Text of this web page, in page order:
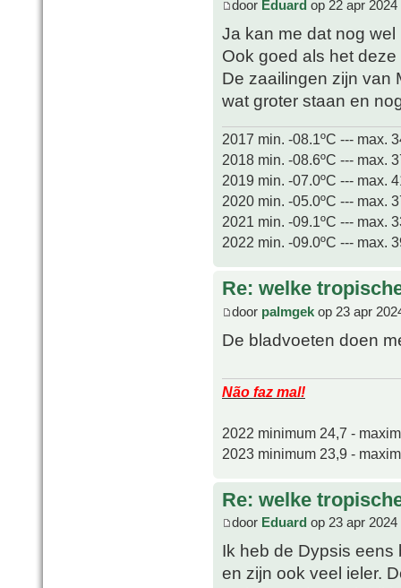
door Eduard op 22 apr 2024
Ja kan me dat nog
Ook goed als het deze
De zaailingen zijn van
wat groter staan en
2017 min. -08.1ºC --- max.
2018 min. -08.6ºC --- max.
2019 min. -07.0ºC --- max.
2020 min. -05.0ºC --- max.
2021 min. -09.1ºC --- max.
2022 min. -09.0ºC --- max.
Re: welke
door palmgek op 23 apr
De bladvoeten doen
Não faz mal!
2022 minimum 24,7 -
2023 minimum 23,9 -
Re: welke
door Eduard op 23 apr 2024
Ik heb de Dypsis
en zijn ook veel ieler.